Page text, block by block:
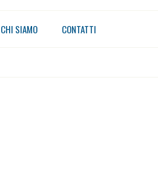
CONTATTI
CHI SIAMO